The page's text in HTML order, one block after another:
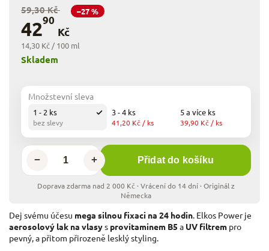
59,30 Kč –27 %
4290
Kč
14,30 Kč / 100 ml
Množstevní sleva
1 - 2 ks
bez slevy
3 - 4 ks
41,20 Kč / ks
5 a více ks
39,90 Kč / ks
+
− Přidat do košíku
Skladem
Dej svému účesu mega silnou fixaci na 24 hodin. Elkos Power je
aerosolový lak na vlasys provitaminem B5 a UV filtrem pro
pevný, a přitom přirozeně lesklý styling.